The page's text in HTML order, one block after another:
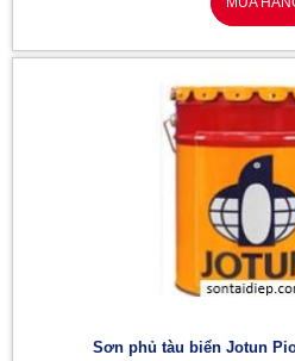
Sơn phủ tàu biển Jotun